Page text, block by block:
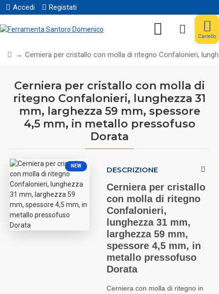
Accedi Registati
Carrello
Cerniera per cristallo con molla di ritegno Confalonieri,
Cerniera per cristallo con molla di
ritegno Confalonieri, lunghezza 31
mm, larghezza 59 mm, spessore
4,5 mm, in metallo pressofuso
Dorata
NEW DESCRIZIONE
Cerniera per cristallo
con molla di ritegno
Confalonieri,
lunghezza 31 mm,
larghezza 59 mm,
spessore 4,5 mm, in
metallo pressofuso
Dorata
Cerniera con molla di ritegno in